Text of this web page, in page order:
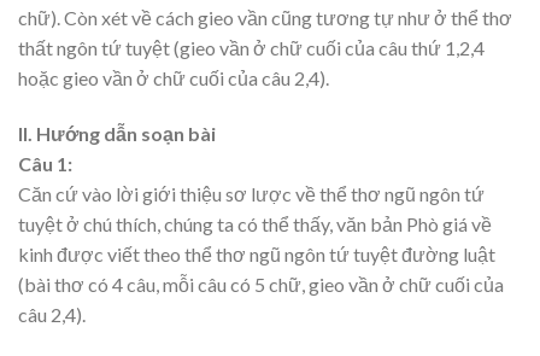
chữ). Còn xét về cách gieo vần cũng tương tự như ở thể thơ
thất ngôn tứ tuyệt (gieo vần ở chữ cuối của câu thứ 1,2,4
hoặc gieo vần ở chữ cuối của câu 2,4).
II. Hướng dẫn soạn bài
Câu 1:
Căn cứ vào lời giới thiệu sơ lược về thể thơ ngũ ngôn tứ
tuyệt ở chú thích, chúng ta có thể thấy, văn bản Phò giá về
kinh được viết theo thể thơ ngũ ngôn tứ tuyệt đường luật
(bài thơ có 4 câu, mỗi câu có 5 chữ, gieo vần ở chữ cuối của
câu 2,4).